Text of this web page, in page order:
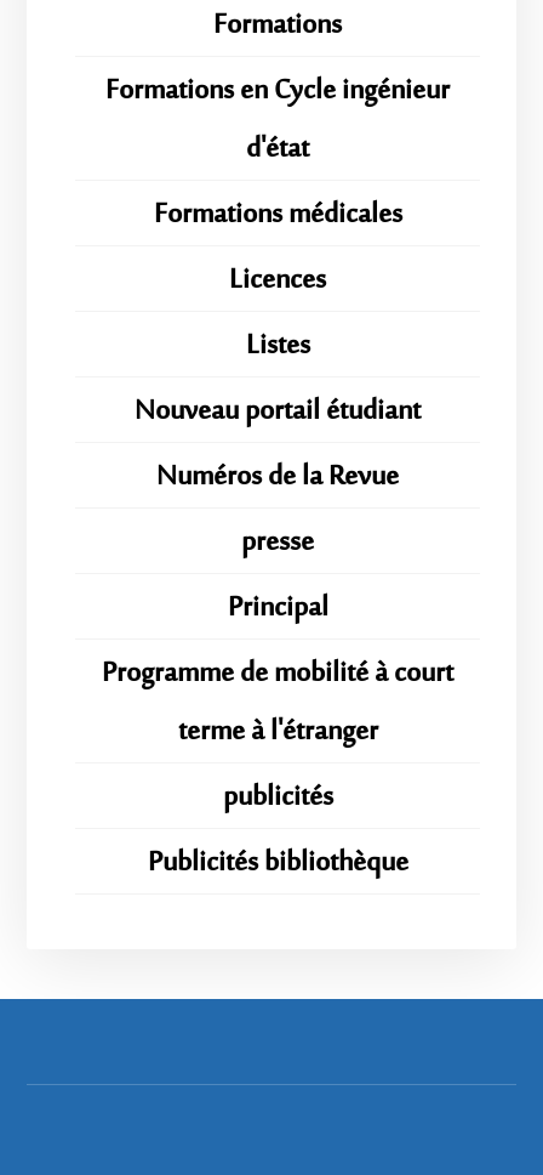
Formations
Formations en Cycle ingénieur
d'état
Formations médicales
Licences
Listes
Nouveau portail étudiant
Numéros de la Revue
presse
Principal
Programme de mobilité à court
terme à l'étranger
publicités
Publicités bibliothèque